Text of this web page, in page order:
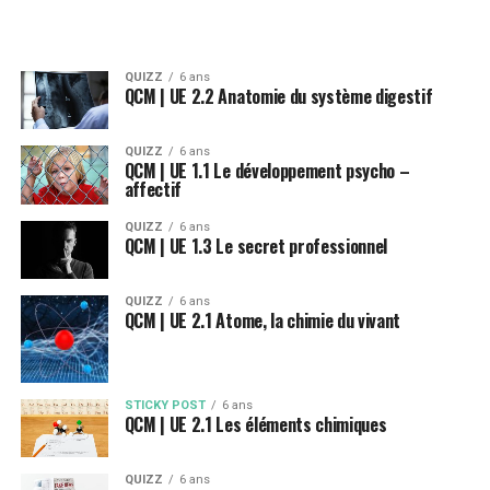
QUIZZ 6 ans
QCM | UE 2.2 Anatomie du système digestif
QUIZZ 6 ans
QCM | UE 1.1 Le développement psycho –
affectif
QUIZZ 6 ans
QCM | UE 1.3 Le secret professionnel
QUIZZ 6 ans
QCM | UE 2.1 Atome, la chimie du vivant
STICKY POST 6 ans
QCM | UE 2.1 Les éléments chimiques
QUIZZ 6 ans